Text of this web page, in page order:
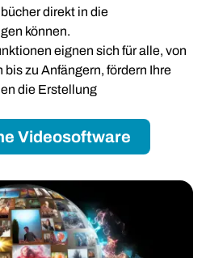
direkt in die
können.
eignen sich für alle, von
zu Anfängern, fördern Ihre
die Erstellung
Videosoftware